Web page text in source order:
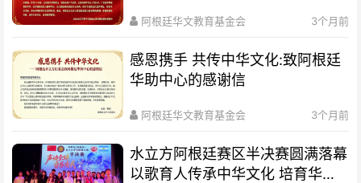
阿根廷华文教育基金会 3个月前
感恩携手 共传中华文化:致阿根廷
华助中心的感谢信
阿根廷华文教育基金会 3个月前
水立方阿根廷赛区半决赛圆满落幕
以歌育人传承中华文化 培育华裔